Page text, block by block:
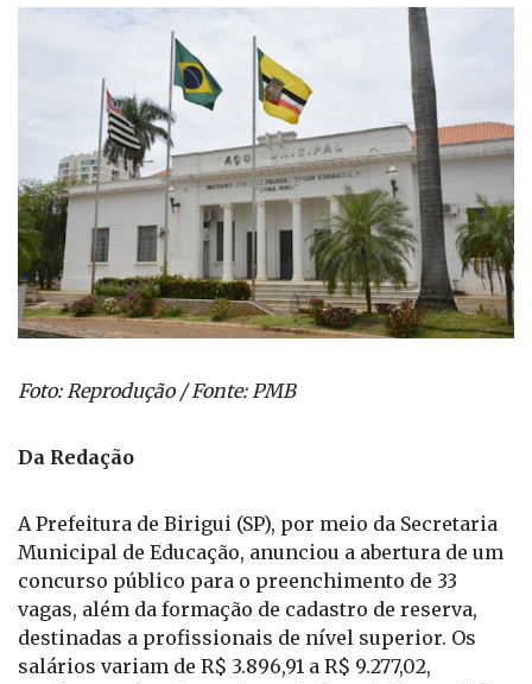
A Prefeitura de Birigui (SP), por meio da Secretaria
Municipal de Educação, anunciou a abertura de um
concurso público para o preenchimento de 33
vagas, além da formação de cadastro de reserva,
destinadas a profissionais de nível superior. Os